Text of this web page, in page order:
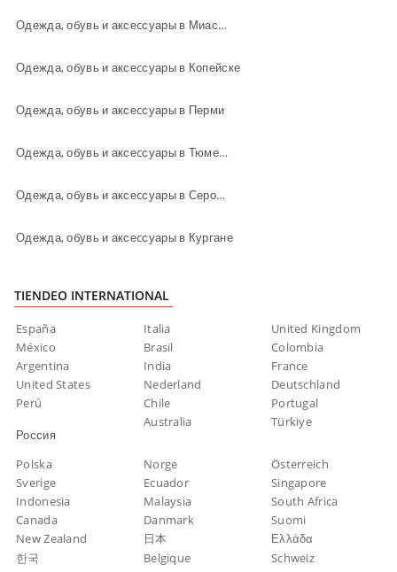
Одежда, обувь и аксеcсуары в Миассе
Одежда, обувь и аксеcсуары в Копейске
Одежда, обувь и аксеcсуары в Перми
Одежда, обувь и аксеcсуары в Тюмени
Одежда, обувь и аксеcсуары в Серове
Одежда, обувь и аксеcсуары в Кургане
TIENDEO INTERNATIONAL
España Italia
United Kingdom
México
Brasil
Colombia
Argentina
India
France
United States
Nederland
Deutschland
Perú
Chile
Portugal
Россия
Australia Türkiye
Polska Norge
Österreich
Sverige
Ecuador
Singapore
Indonesia
Malaysia
South Africa
Canada
Danmark
Suomi
New Zealand
日本
Ελλάδα
한국
Belgique
Schweiz